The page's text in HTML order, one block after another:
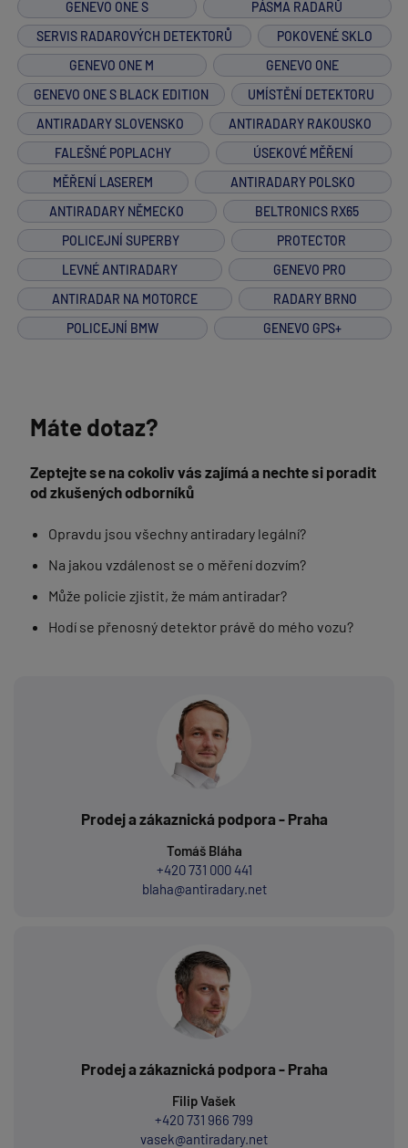
GENEVO ONE S
PÁSMA RADARŮ
SERVIS RADAROVÝCH DETEKTORŮ
POKOVENÉ SKLO
GENEVO ONE M
GENEVO ONE
GENEVO ONE S BLACK EDITION
UMÍSTĚNÍ DETEKTORU
ANTIRADARY SLOVENSKO
ANTIRADARY RAKOUSKO
FALEŠNÉ POPLACHY
ÚSEKOVÉ MĚŘENÍ
MĚŘENÍ LASEREM
ANTIRADARY POLSKO
ANTIRADARY NĚMECKO
BELTRONICS RX65
POLICEJNÍ SUPERBY
PROTECTOR
LEVNÉ ANTIRADARY
GENEVO PRO
ANTIRADAR NA MOTORCE
RADARY BRNO
POLICEJNÍ BMW
GENEVO GPS+
Máte dotaz?
Zeptejte se na cokoliv vás zajímá a nechte si poradit
od zkušených odborníků
Opravdu jsou všechny antiradary legální?
Na jakou vzdálenost se o měření dozvím?
Může policie zjistit, že mám antiradar?
Hodí se přenosný detektor právě do mého vozu?
Prodej a zákaznická podpora - Praha
Tomáš Bláha
+420 731 000 441
blaha@antiradary.net
Prodej a zákaznická podpora - Praha
Filip Vašek
+420 731 966 799
vasek@antiradary.net